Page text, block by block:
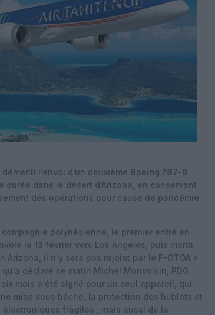
démenti l’envoi d’un deuxième Boeing 787-9
durée dans le désert d’Arizona, en conservant
des opérations pour cause de pandémie
polynésienne, le premier entré en
le 13 février vers Los Angeles, puis mardi
Arizona
, il n’y sera pas rejoint par le F-OTOA «
qu’a déclaré ce matin Michel Monvoisin, PDG
mois a été signé pour un seul appareil, qui
mise sous bâche, la protection des hublots et
fragiles ; mais aussi de la